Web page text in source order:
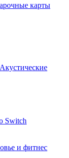
карты
Акустические
Switch
и фитнес